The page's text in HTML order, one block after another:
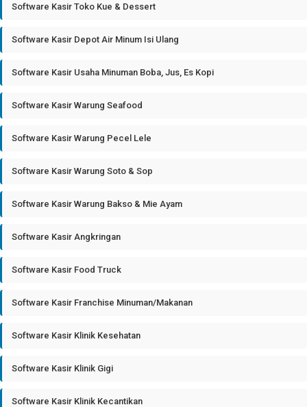
Software Kasir Toko Kue & Dessert
Software Kasir Depot Air Minum Isi Ulang
Software Kasir Usaha Minuman Boba, Jus, Es Kopi
Software Kasir Warung Seafood
Software Kasir Warung Pecel Lele
Software Kasir Warung Soto & Sop
Software Kasir Warung Bakso & Mie Ayam
Software Kasir Angkringan
Software Kasir Food Truck
Software Kasir Franchise Minuman/Makanan
Software Kasir Klinik Kesehatan
Software Kasir Klinik Gigi
Software Kasir Klinik Kecantikan